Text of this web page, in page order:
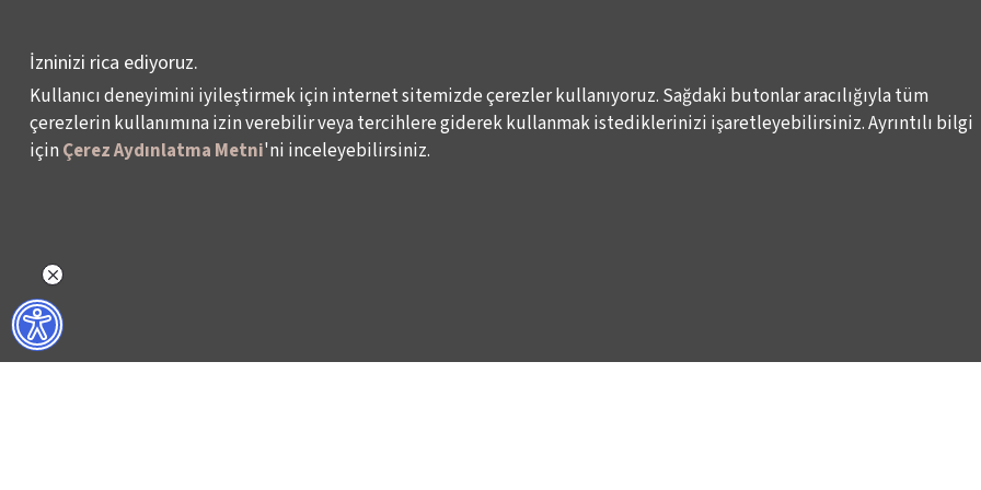
KÜLTÜR POLİTİKALARI
ÇALIŞMALARI
İzninizi rica ediyoruz.
Kullanıcı deneyimini iyileştirmek için internet sitemizde çerezler kullanıyoruz. Sağdaki butonlar aracılığıyla tüm
çerezlerin kullanımına izin verebilir veya tercihlere giderek kullanmak istediklerinizi işaretleyebilirsiniz. Ayrıntılı bilgi
için Çerez Aydınlatma Metni'ni inceleyebilirsiniz.